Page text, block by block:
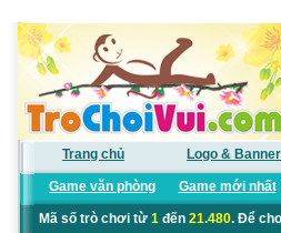
Trang chủ Logo & Banner
Game văn phòng Game mới nhất
Mã số trò chơi từ 1đến 21.480. Để